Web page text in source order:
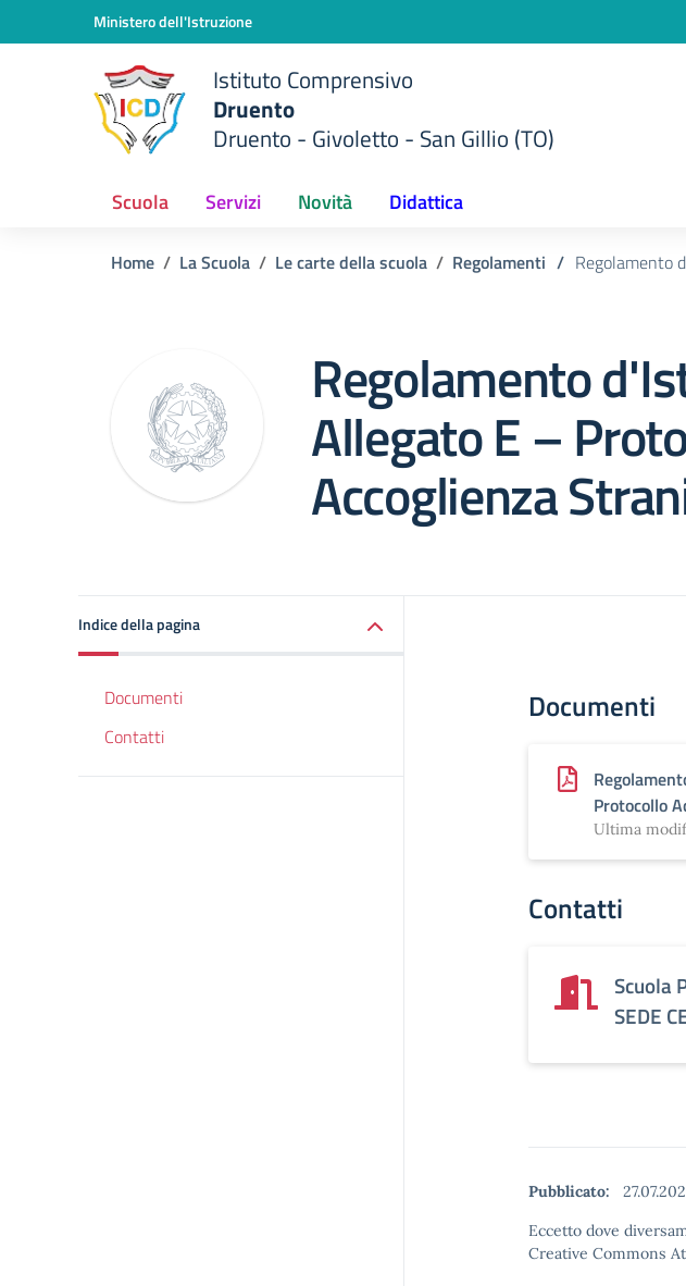
Vai ai contenuti
Vai al menu di navigazione
Ministero dell'Istruzione
Istituto Comprensivo
Druento
Druento - Givoletto - San Gillio (TO)
Scuola Servizi Novità Didattica
Home La Scuola Le carte della scuola Regolamenti / Regolamento
Regolamento
Allegato E –
Accoglienza
Indice della pagina
Documenti
Contatti
Documenti
Protocollo
Ultima
Contatti
Scuola
SEDE
Pubblicato:
Eccetto dove
Creative Commons